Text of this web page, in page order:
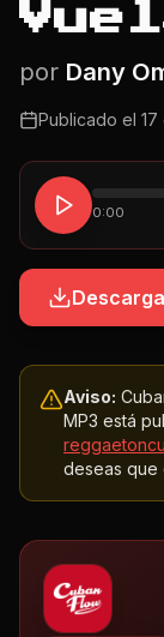
por Dany
Publicado el
0:00
Aviso:
MP3 está
deseas que